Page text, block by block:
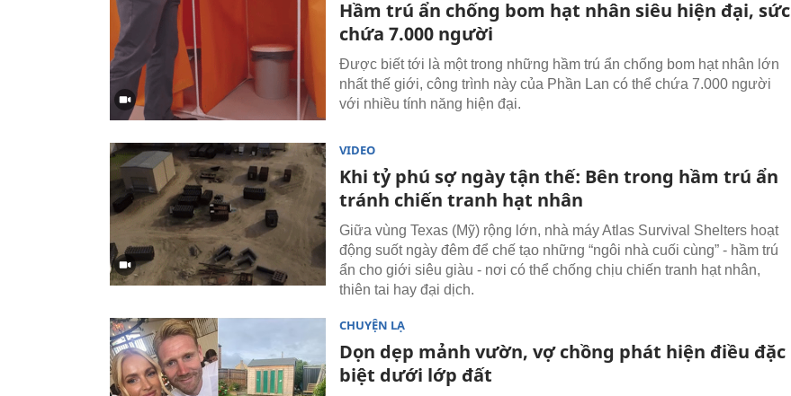
Hầm trú ẩn chống bom hạt nhân siêu hiện đại, sức
chứa 7.000 người
Được biết tới là một trong những hầm trú ẩn chống bom hạt nhân lớn
nhất thế giới, công trình này của Phần Lan có thể chứa 7.000 người
với nhiều tính năng hiện đại.
VIDEO
Khi tỷ phú sợ ngày tận thế: Bên trong hầm trú ẩn
tránh chiến tranh hạt nhân
Giữa vùng Texas (Mỹ) rộng lớn, nhà máy Atlas Survival Shelters hoạt
động suốt ngày đêm để chế tạo những “ngôi nhà cuối cùng” - hầm trú
ẩn cho giới siêu giàu - nơi có thể chống chịu chiến tranh hạt nhân,
thiên tai hay đại dịch.
CHUYỆN LẠ
Dọn dẹp mảnh vườn, vợ chồng phát hiện điều đặc
biệt dưới lớp đất